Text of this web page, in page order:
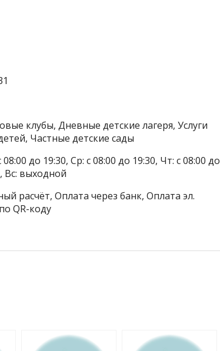
клубы, Дневные детские лагеря, Услуги
Частные детские сады
до 19:30, Ср: с 08:00 до 19:30, Чт: с 08:00 до
Вс: выходной
расчёт, Оплата через банк, Оплата эл.
QR-коду